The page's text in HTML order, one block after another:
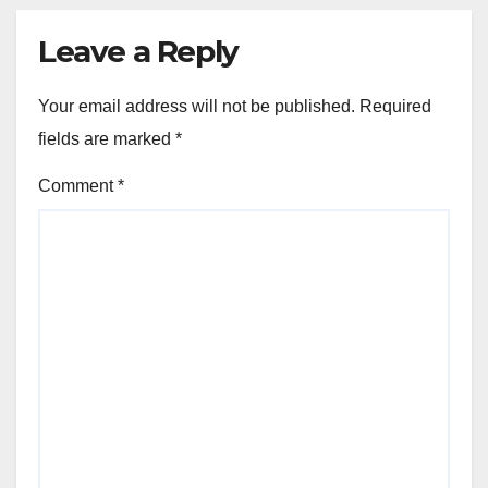
Leave a Reply
Your email address will not be published. Required
fields are marked *
Comment*